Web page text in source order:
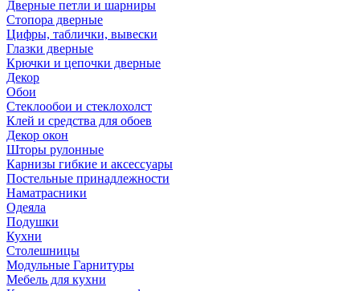
Дверные петли и шарниры
Стопора дверные
Цифры, таблички, вывески
Глазки дверные
Крючки и цепочки дверные
Декор
Обои
Стеклообои и стеклохолст
Клей и средства для обоев
Декор окон
Шторы рулонные
Карнизы гибкие и аксессуары
Постельные принадлежности
Наматрасники
Одеяла
Подушки
Кухни
Столешницы
Модульные Гарнитуры
Мебель для кухни